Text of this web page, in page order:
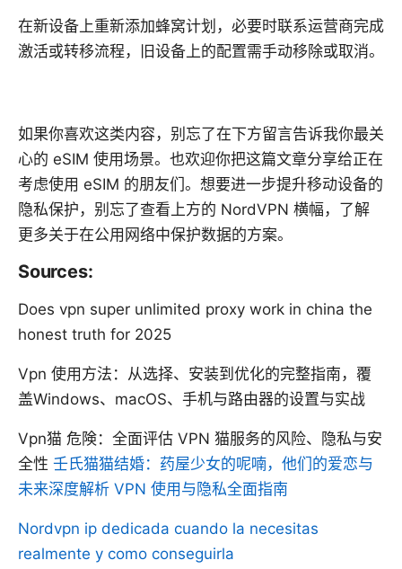
在新设备上重新添加蜂窝计划，必要时联系运营商完成
激活或转移流程，旧设备上的配置需手动移除或取消。
如果你喜欢这类内容，别忘了在下方留言告诉我你最关
心的 eSIM 使用场景。也欢迎你把这篇文章分享给正在
考虑使用 eSIM 的朋友们。想要进一步提升移动设备的
隐私保护，别忘了查看上方的 NordVPN 横幅，了解
更多关于在公用网络中保护数据的方案。
Sources:
Does vpn super unlimited proxy work in china the
honest truth for 2025
Vpn 使用方法：从选择、安装到优化的完整指南，覆
盖Windows、macOS、手机与路由器的设置与实战
Vpn猫 危険：全面评估 VPN 猫服务的风险、隐私与安
全性 壬氏猫猫结婚：药屋少女的呢喃，他们的爱恋与
未来深度解析 VPN 使用与隐私全面指南
Nordvpn ip dedicada cuando la necesitas
realmente y como conseguirla